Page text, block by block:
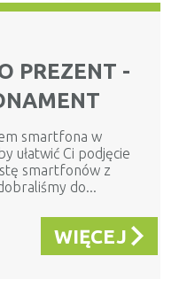
PREZENT -
smartfona w
ułatwić Ci podjęcie
smartfonów z
do...
WIĘCEJ